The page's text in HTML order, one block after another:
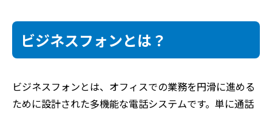
ビジネスフォンとは？
ビジネスフォンとは、オフィスでの業務を円滑に進める
ために設計された多機能な電話システムです。単に通話